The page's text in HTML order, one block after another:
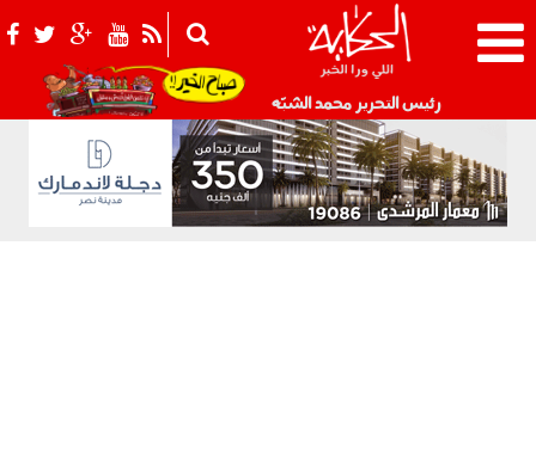
رئيس التحرير محمد الشبّه 021_2.png